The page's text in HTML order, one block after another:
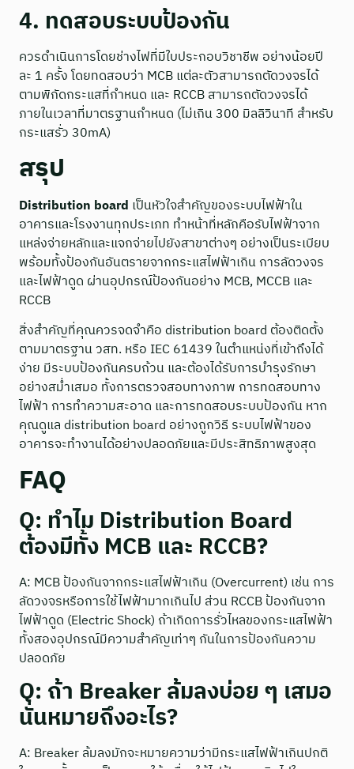
4. ทดสอบระบบป้องกัน
ควรดำเนินการโดยช่างไฟที่มีใบประกอบวิชาชีพ อย่างน้อยปี
ละ 1 ครั้ง โดยทดสอบว่า MCB แต่ละตัวสามารถตัดวงจรได้
ตามพิกัดกระแสที่กำหนด และ RCCB สามารถตัดวงจรได้
ภายในเวลาที่มาตรฐานกำหนด (ไม่เกิน 300 มิลลิวินาที สำหรับ
กระแสรั่ว 30mA)
สรุป
Distribution board เป็นหัวใจสำคัญของระบบไฟฟ้าใน
อาคารและโรงงานทุกประเภท ทำหน้าที่หลักคือรับไฟฟ้าจาก
แหล่งจ่ายหลักและแจกจ่ายไปยังสาขาต่างๆ อย่างเป็นระเบียบ
พร้อมทั้งป้องกันอันตรายจากกระแสไฟฟ้าเกิน การลัดวงจร
และไฟฟ้าดูด ผ่านอุปกรณ์ป้องกันอย่าง MCB, MCCB และ
RCCB
สิ่งสำคัญที่คุณควรจดจำคือ distribution board ต้องติดตั้ง
ตามมาตรฐาน วสท. หรือ IEC 61439 ในตำแหน่งที่เข้าถึงได้
ง่าย มีระบบป้องกันครบถ้วน และต้องได้รับการบำรุงรักษา
อย่างสม่ำเสมอ ทั้งการตรวจสอบทางภาพ การทดสอบทาง
ไฟฟ้า การทำความสะอาด และการทดสอบระบบป้องกัน หาก
คุณดูแล distribution board อย่างถูกวิธี ระบบไฟฟ้าของ
อาคารจะทำงานได้อย่างปลอดภัยและมีประสิทธิภาพสูงสุด
FAQ
Q: ทำไม Distribution Board
ต้องมีทั้ง MCB และ RCCB?
A: MCB ป้องกันจากกระแสไฟฟ้าเกิน (Overcurrent) เช่น การ
ลัดวงจรหรือการใช้ไฟฟ้ามากเกินไป ส่วน RCCB ป้องกันจาก
ไฟฟ้าดูด (Electric Shock) ถ้าเกิดการรั่วไหลของกระแสไฟฟ้า
ทั้งสองอุปกรณ์มีความสำคัญเท่าๆ กันในการป้องกันความ
ปลอดภัย
Q: ถ้า Breaker ล้มลงบ่อย ๆ เสมอ
นั่นหมายถึงอะไร?
A: Breaker ล้มลงมักจะหมายความว่ามีกระแสไฟฟ้าเกินปกติ